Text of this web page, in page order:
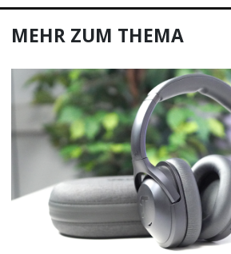
MEHR ZUM THEMA